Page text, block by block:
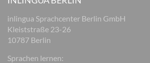
inlingua Sprachcenter Berlin GmbH
Kleiststraße 23-26
10787 Berlin
Sprachen lernen: